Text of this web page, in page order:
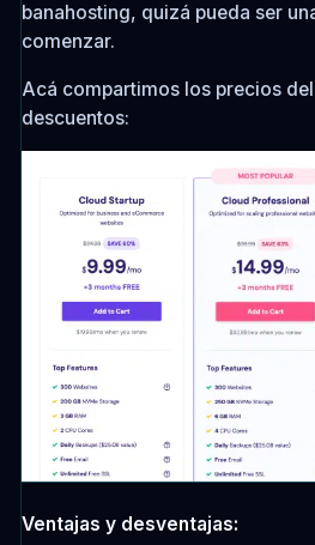
banahosting, quizá pueda ser
comenzar.
Acá compartimos los precios
descuentos:
Ventajas y desventajas: